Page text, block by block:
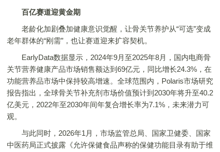
百亿赛道迎黄金期
老龄化加剧叠加健康意识觉醒，让骨关节养护从“可选”变成
老年群体的“刚需”，也让赛道迎来扩容契机。
EarlyData数据显示，2024年9月至2025年8月，国内电商骨
关节营养健康产品市场销售额达到69亿元，同比增长24.3%，在
功能营养品市场中保持较高增速。全球范围内，Polaris市场研究
报告指出，全球骨关节补充剂市场价值预计到2030年将升至40.2
亿美元，2022年至2030年间年复合增长率为7.1%，未来潜力可
观。
与此同时，2026年1月，市场监管总局、国家卫健委、国家
中医药局正式披露《允许保健食品声称的保健功能目录有助于维